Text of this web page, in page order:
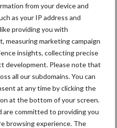
from your device and
as your IP address and
providing you with
measuring marketing campaign
insights, collecting precise
development. Please note that
all our subdomains. You can
at any time by clicking the
at the bottom of your screen.
are committed to providing you
browsing experience. The
Huisvesting
Brachyspira